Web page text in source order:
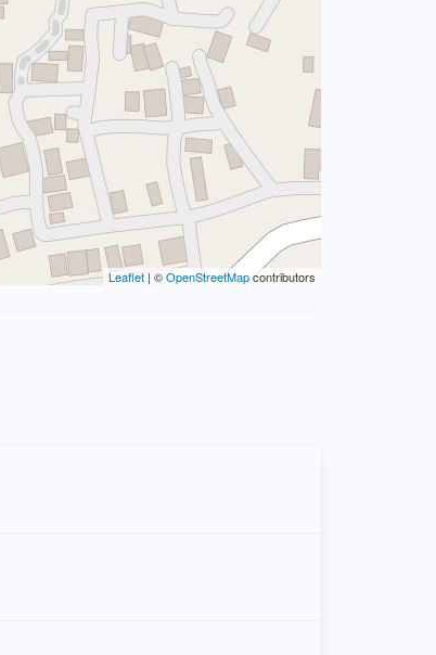
Leaflet | ©OpenStreetMapcontributors